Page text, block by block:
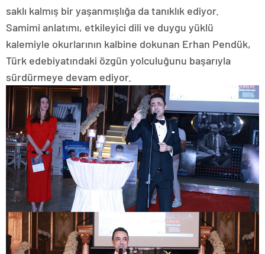
saklı kalmış bir yaşanmışlığa da tanıklık ediyor.
Samimi anlatımı, etkileyici dili ve duygu yüklü
kalemiyle okurlarının kalbine dokunan Erhan Pendük,
Türk edebiyatındaki özgün yolculuğunu başarıyla
sürdürmeye devam ediyor.